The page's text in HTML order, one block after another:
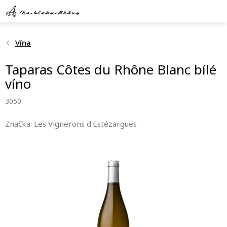
Přejít
na
Vína
Taparas Côtes du Rhône Blanc bílé
víno
3050
Značka: Les Vignerons d'Estézargues